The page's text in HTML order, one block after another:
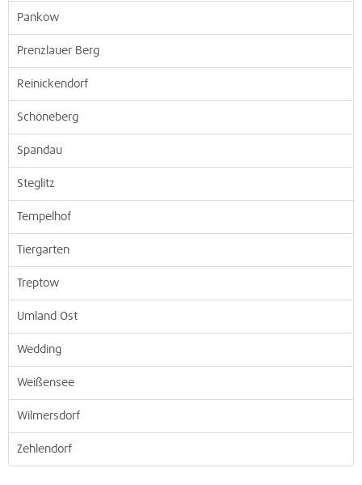
Pankow
Prenzlauer Berg
Reinickendorf
Schöneberg
Spandau
Steglitz
Tempelhof
Tiergarten
Treptow
Umland Ost
Wedding
Weißensee
Wilmersdorf
Zehlendorf